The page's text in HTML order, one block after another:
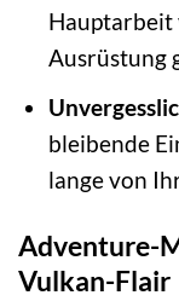
Hauptarbeit
Ausrüstung
bleibende
lange von
Adventure-
Vulkan-Flair